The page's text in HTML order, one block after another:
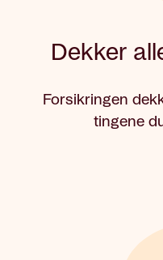
Dekker
Forsikringen
tingene